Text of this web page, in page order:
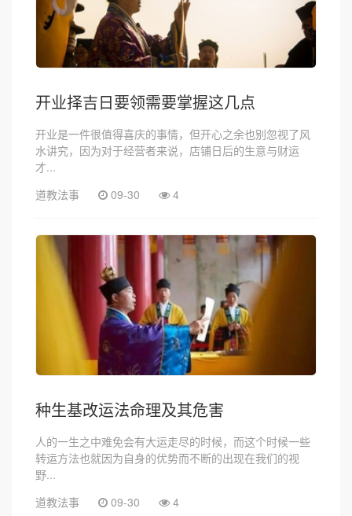
开业择吉日要领需要掌握这几点
开业是一件很值得喜庆的事情，但开心之余也别忽视了风
水讲究，因为对于经营者来说，店铺日后的生意与财运
才...
道教法事
09-30 4
种生基改运法命理及其危害
人的一生之中难免会有大运走尽的时候，而这个时候一些
转运方法也就因为自身的优势而不断的出现在我们的视
野...
道教法事
09-30 4